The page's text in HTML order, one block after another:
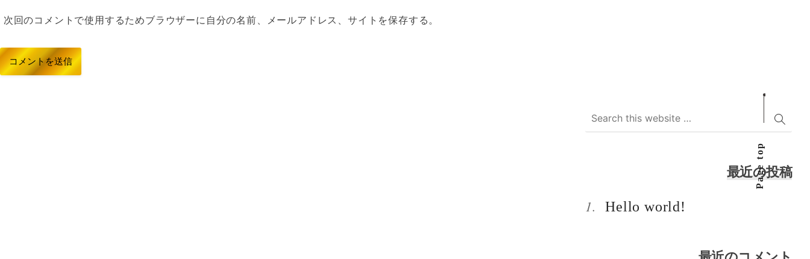
次回のコメントで使用するためブラウザーに自分の名前、メールアドレス、サイトを保存する。
最近の投稿
Hello world!
Page top